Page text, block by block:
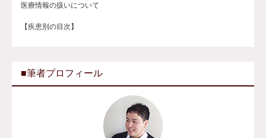
医療情報の扱いについて
【疾患別の目次】
■筆者プロフィール